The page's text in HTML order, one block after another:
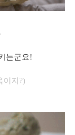
는군요!
이지?)